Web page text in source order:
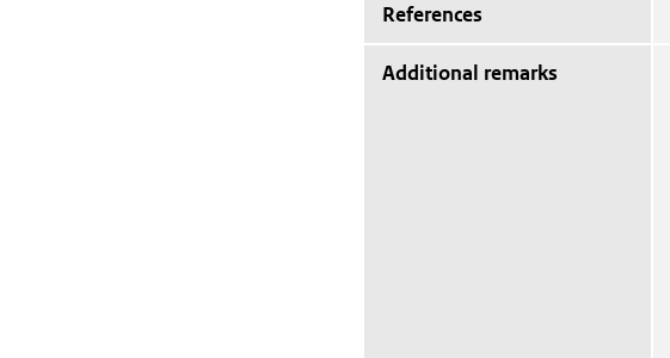
References
Additional remarks